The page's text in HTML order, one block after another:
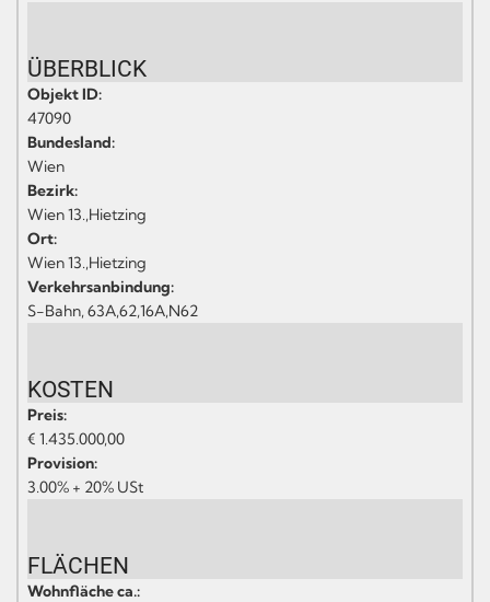
ÜBERBLICK
Objekt ID:
47090
Bundesland:
Wien
Bezirk:
Wien 13.,Hietzing
Ort:
Wien 13.,Hietzing
Verkehrsanbindung:
S-Bahn, 63A,62,16A,N62
KOSTEN
Preis:
€ 1.435.000,00
Provision:
3.00% + 20% USt
FLÄCHEN
Wohnfläche ca.: